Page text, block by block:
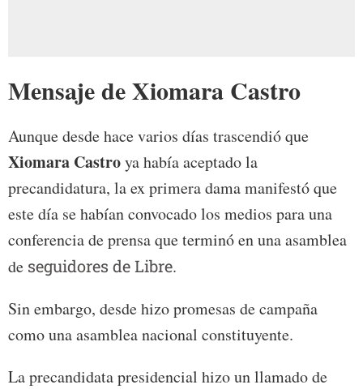
Mensaje de Xiomara Castro
Aunque desde hace varios días trascendió que
Xiomara Castroya había aceptado la
precandidatura, la ex primera dama manifestó que
este día se habían convocado los medios para una
conferencia de prensa que terminó en una asamblea
de seguidores de Libre.
Sin embargo, desde hizo promesas de campaña
como una asamblea nacional constituyente.
La precandidata presidencial hizo un llamado de